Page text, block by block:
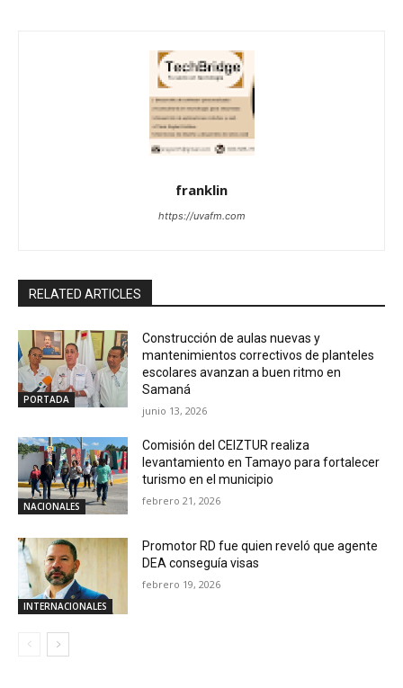
franklin
https://uvafm.com
RELATED ARTICLES
PORTADA
Construcción de aulas nuevas y
mantenimientos correctivos de planteles
escolares avanzan a buen ritmo en
Samaná
junio 13, 2026
NACIONALES
Comisión del CEIZTUR realiza
levantamiento en Tamayo para fortalecer
turismo en el municipio
febrero 21, 2026
INTERNACIONALES
Promotor RD fue quien reveló que agente
DEA conseguía visas
febrero 19, 2026